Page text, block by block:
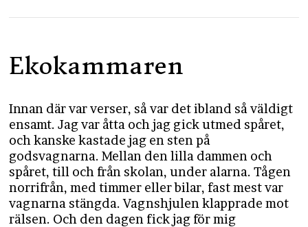
Ekokammaren
Innan där var verser, så var det ibland så väldigt
ensamt. Jag var åtta och jag gick utmed spåret,
och kanske kastade jag en sten på
godsvagnarna. Mellan den lilla dammen och
spåret, till och från skolan, under alarna. Tågen
norrifrån, med timmer eller bilar, fast mest var
vagnarna stängda. Vagnshjulen klapprade mot
rälsen. Och den dagen fick jag för mig